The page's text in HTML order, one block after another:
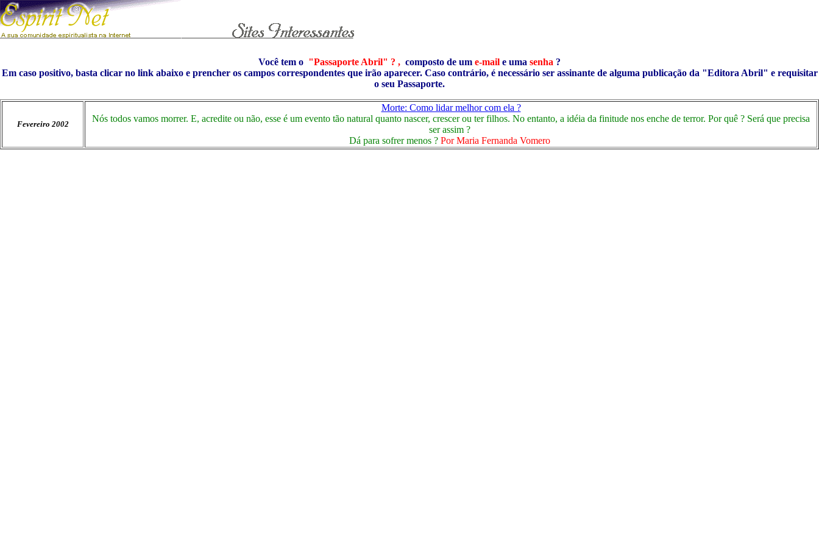
Você tem o "Passaporte Abril" ? , composto de um e-mail e uma senha ?
Em caso positivo, basta clicar no link abaixo e prencher os campos correspondentes que irão aparecer. Caso contrário, é necessário ser assinante de alguma publicação da "Editora Abril" e requisitar
o seu Passaporte.
Fevereiro 2002
Morte: Como lidar melhor com ela ?
Nós todos vamos morrer. E, acredite ou não, esse é um evento tão natural quanto nascer, crescer ou ter filhos. No entanto, a idéia da finitude nos enche de terror. Por quê ? Será que precisa
ser assim ?
Dá para sofrer menos ? Por Maria Fernanda Vomero